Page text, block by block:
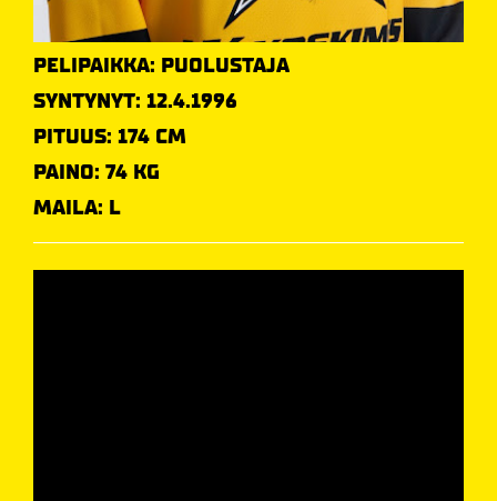
PELIPAIKKA: PUOLUSTAJA
SYNTYNYT: 12.4.1996
PITUUS: 174 CM
PAINO: 74 KG
MAILA: L